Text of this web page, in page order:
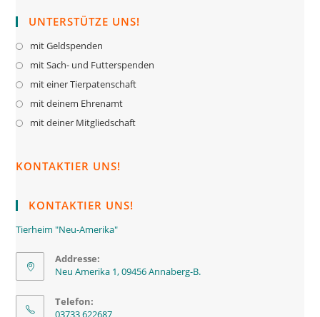
UNTERSTÜTZE UNS!
mit Geldspenden
in
a
new
tab
mit Sach- und Futterspenden
mit einer TierpatenschaftOpens
mit deinem EhrenamtOpens
in
mit deiner MitgliedschaftOpens
KONTAKTIER UNS!
KONTAKTIER UNS!
Tierheim "Neu-Amerika"
Addresse:
Neu Amerika 1, 09456 Annaberg-B.
Telefon:
03733 622687